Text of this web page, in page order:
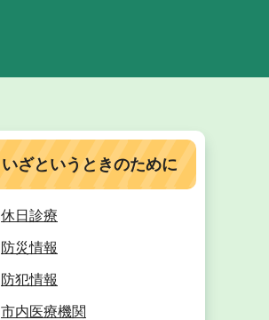
いざというときのために
休日診療
防災情報
防犯情報
市内医療機関